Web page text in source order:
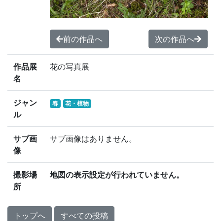
前の作品へ 次の作品へ
作品展
名
花の写真展
ジャン
ル
春 花・植物
サブ画
像
サブ画像はありません。
撮影場
所
地図の表示設定が行われていません。
トップへ すべての投稿